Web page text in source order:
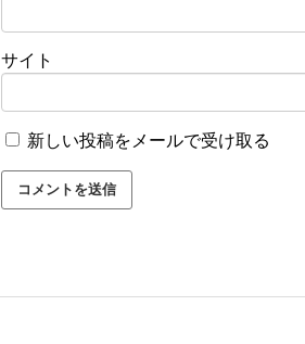
サイト
新しい投稿をメールで受け取る